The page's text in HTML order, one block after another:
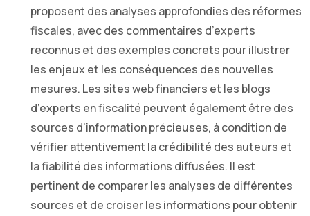
proposent des analyses approfondies des réformes
fiscales, avec des commentaires d’experts
reconnus et des exemples concrets pour illustrer
les enjeux et les conséquences des nouvelles
mesures. Les sites web financiers et les blogs
d’experts en fiscalité peuvent également être des
sources d’information précieuses, à condition de
vérifier attentivement la crédibilité des auteurs et
la fiabilité des informations diffusées. Il est
pertinent de comparer les analyses de différentes
sources et de croiser les informations pour obtenir